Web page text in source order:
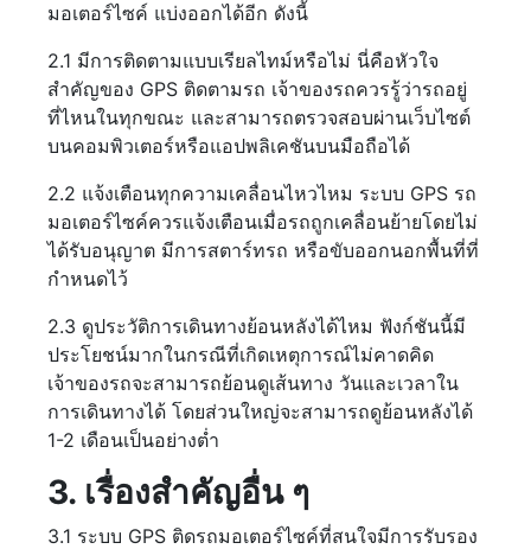
มอเตอร์ไซค์ แบ่งออกได้อีก ดังนี้
2.1 มีการติดตามแบบเรียลไทม์หรือไม่ นี่คือหัวใจ
สำคัญของ GPS ติดตามรถ เจ้าของรถควรรู้ว่ารถอยู่
ที่ไหนในทุกขณะ และสามารถตรวจสอบผ่านเว็บไซต์
บนคอมพิวเตอร์หรือแอปพลิเคชันบนมือถือได้
2.2 แจ้งเตือนทุกความเคลื่อนไหวไหม ระบบ GPS รถ
มอเตอร์ไซค์ควรแจ้งเตือนเมื่อรถถูกเคลื่อนย้ายโดยไม่
ได้รับอนุญาต มีการสตาร์ทรถ หรือขับออกนอกพื้นที่ที่
กำหนดไว้
2.3 ดูประวัติการเดินทางย้อนหลังได้ไหม ฟังก์ชันนี้มี
ประโยชน์มากในกรณีที่เกิดเหตุการณ์ไม่คาดคิด
เจ้าของรถจะสามารถย้อนดูเส้นทาง วันและเวลาใน
การเดินทางได้ โดยส่วนใหญ่จะสามารถดูย้อนหลังได้
1-2 เดือนเป็นอย่างต่ำ
3. เรื่องสำคัญอื่น ๆ
3.1 ระบบ GPS ติดรถมอเตอร์ไซค์ที่สนใจมีการรับรอง